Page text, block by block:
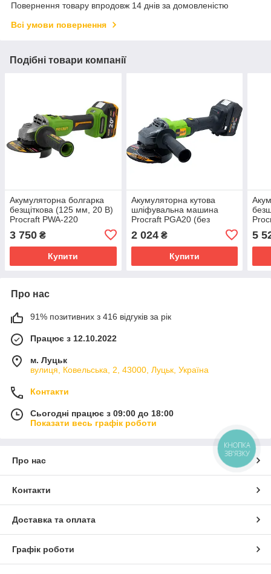
Повернення товару впродовж 14 днів за домовленістю
Всі умови повернення
Подібні товари компанії
Акумуляторна болгарка
безщіткова (125 мм, 20 В)
Procraft PWA-220
шліфмашина кутова)
3 750 ₴
Купити
Акумуляторна кутова
шліфувальна машина
Procraft PGA20 (без
акумулятора та зарядного
пристрою), 125 мм
2 024₴
Купити
5
Про нас
91% позитивних з 416 відгуків за рік
Працює з 12.10.2022
м. Луцьк
вулиця, Ковельська, 2, 43000, Луцьк, Україна
Контакти
Сьогодні працює з 09:00 до 18:00
Показати весь графік роботи
Про нас
Контакти
Доставка та оплата
Графік роботи
КНОПКА
ЗВ'ЯЗКУ